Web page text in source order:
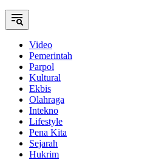
Video
Pemerintah
Parpol
Kultural
Ekbis
Olahraga
Intekno
Lifestyle
Pena Kita
Sejarah
Hukrim